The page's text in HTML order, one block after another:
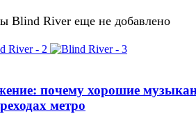
Blind River еще не добавлено
почему хорошие
метро